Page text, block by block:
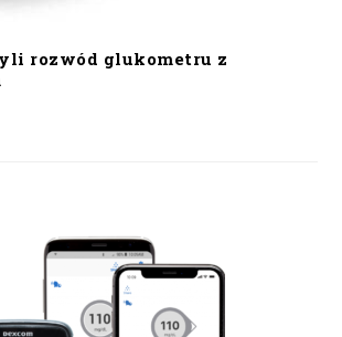
rozwód glukometru z